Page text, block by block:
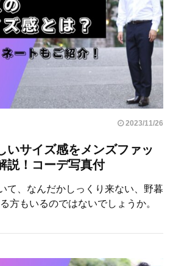
2023/11/26
いサイズ感をメンズファッ
説！コーデ写真付
て、なんだかしっくり来ない、野暮
方もいるのではないでしょうか。